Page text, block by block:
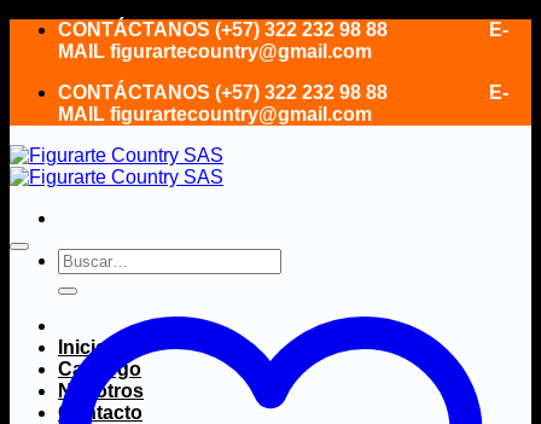
SaltarCONTÁCTANOS (+57) 322 232 98 88 E-
MAIL figurartecountry@gmail.com
CONTÁCTANOS (+57) 322 232 98 88 E-
MAIL figurartecountry@gmail.com
Buscar
por:
Inicio
Catálogo
Nosotros
Contacto